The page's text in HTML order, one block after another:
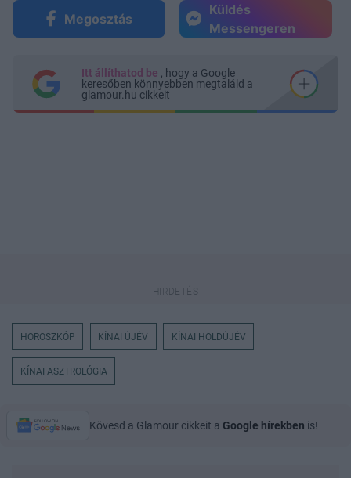
Megosztás
Küldés
Messengeren
Itt állíthatod be , hogy a Google
keresőben könnyebben megtaláld a
glamour.hu cikkeit
HOROSZKÓP KÍNAI ÚJÉV KÍNAI HOLDÚJÉV
KÍNAI ASZTROLÓGIA
Kövesd a Glamour cikkeit a Google hírekben is!